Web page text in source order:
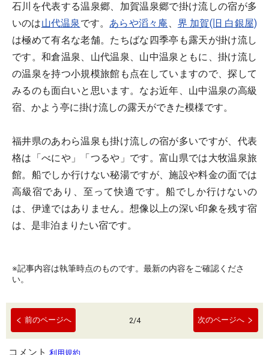
石川を代表する温泉郷、加賀温泉郷で掛け流しの宿が多
いのは山代温泉 です。 あらや滔々庵 、 界 加賀(旧 白銀屋)
は極めて有名な老舗。たちばな四季亭も露天が掛け流し
です。和倉温泉、山代温泉、山中温泉ともに、掛け流し
の温泉を持つ小規模旅館も点在していますので、探して
みるのも面白いと思います。なお近年、山中温泉の高級
宿、かよう亭に掛け流しの露天ができた模様です。
福井県のあわら温泉も掛け流しの宿が多いですが、代表
格は「べにや」「つるや」です。富山県では大牧温泉旅
館。船でしか行けない秘湯ですが、施設や料金の面では
高級宿であり、至って快適です。船でしか行けないの
は、伊達ではありません。想像以上の深い印象を残す宿
は、是非泊まりたい宿です。
※記事内容は執筆時点のものです。最新の内容をご確認くださ
い。
前のページへ 2/4 次のページへ